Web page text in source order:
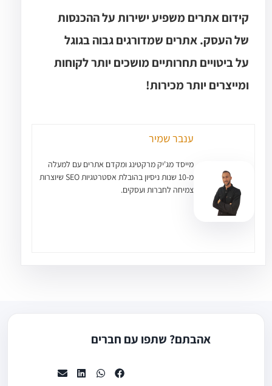
קידום אתרים משפיע ישירות על ההכנסות
של העסק. אתרים שמדורגים גבוה בגוגל
על ביטויים תחרותיים מושכים יותר לקוחות
ומייצרים יותר מכירות!
ענבר שמיר
מייסד מג'יק מרקטינג ומקדם אתרים עם למעלה
מ-10 שנות ניסיון בהובלת אסטרטגיות SEO שיוצרות
צמיחה לחברות ועסקים.
אהבתם? שתפו עם חברים